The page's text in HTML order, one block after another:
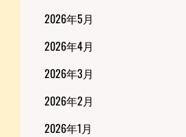
2026年5月
2026年4月
2026年3月
2026年2月
2026年1月